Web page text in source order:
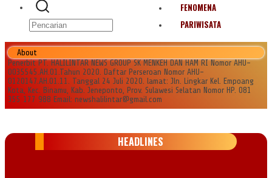
FENOMENA
PARIWISATA
About
Penerbit PT. HALILINTAR NEWS GROUP SK MENKEH DAN HAM RI Nomor AHU-
0035545.AH.01.Tahun 2020. Daftar Perseroan Nomor AHU-
0120147.AH.01.11. Tanggal 24 Juli 2020. lamat: Jln. Lingkar Kel. Empoang
Kota, Kec. Binamu, Kab. Jeneponto, Prov. Sulawesi Selatan Nomor HP. 081
355 177 988 Email: newshalilintar@gmail.com
HEADLINES